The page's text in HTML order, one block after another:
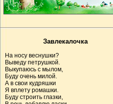
Завлекалочка
На носу веснушки?
Выведу петрушкой.
Выкупаюсь с мылом,
Буду очень милой.
А в свои кудряшки
Я вплету ромашки.
Буду строить глазки,